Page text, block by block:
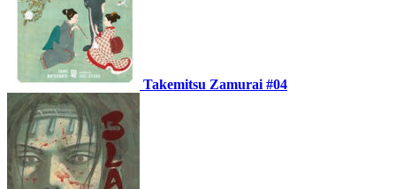
Takemitsu Zamurai #04